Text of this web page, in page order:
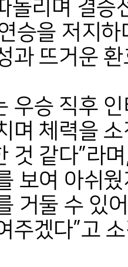
돌리며 결승
승을 저지
과 뜨거운
우승 직후
며 체력을 소
것 같다”라
보여 아쉬
거둘 수 있
주겠다”고